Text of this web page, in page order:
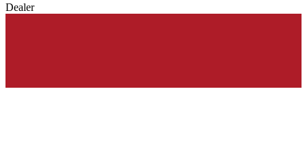
Dealer